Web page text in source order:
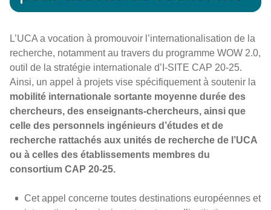
L’UCA a vocation à promouvoir l’internationalisation de la
recherche, notamment au travers du programme WOW 2.0,
outil de la stratégie internationale d’I-SITE CAP 20-25.
Ainsi, un appel à projets vise spécifiquement à soutenir la
mobilité internationale sortante moyenne durée des
chercheurs, des enseignants-chercheurs, ainsi que
celle des personnels ingénieurs d’études et de
recherche rattachés aux unités de recherche de l’UCA
ou à celles des établissements membres du
consortium CAP 20-25.
Cet appel concerne toutes destinations européennes et